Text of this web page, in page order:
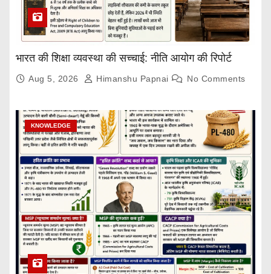
भारत की शिक्षा व्यवस्था की सच्चाई: नीति आयोग की रिपोर्ट
Aug 5, 2026 Himanshu Papnai No Comments
KNOWLEDGE